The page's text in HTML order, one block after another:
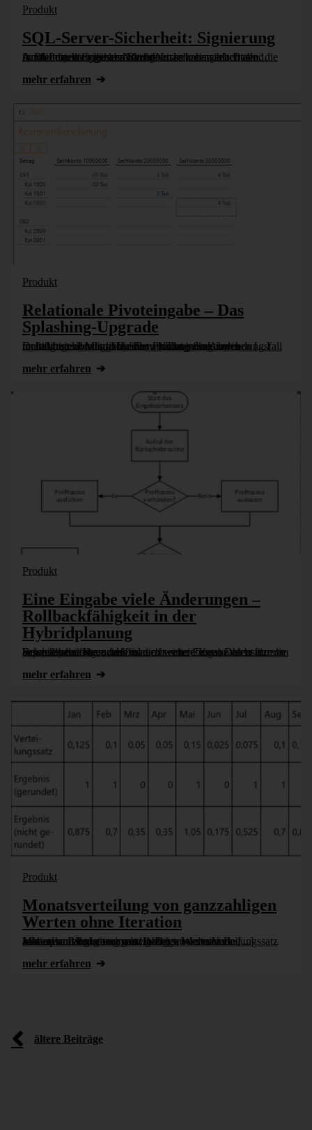
Produkt
SQL-Server-Sicherheit: Signierung
In BI-Projekten geht es häufig um sehr sensible Daten, die nur für einen eingeschränkten Nutzerkreis gedacht sind. Auch innerhalb dieses Nutzerkreises haben selten alle Anwender die gleichen Rechte [...]
mehr erfahren
Produkt
Relationale Pivoteingabe – Das
Splashing-Upgrade
DeltaMaster bietet mit seinen Planungsfunktionen umfangreiche Möglichkeiten zur Dateneingabe in multidimensionalen Modellen. Nicht jeder Anwendungsfall rechtfertigt allerdings die Entwicklung eines solchen [...]
mehr erfahren
Produkt
Eine Eingabe viele Änderungen –
Rollbackfähigkeit in der
Hybridplanung
Schnell passiert es, dass man mit einer Eingabe nicht nur die beschriebene Kennzahl für die beschriebenen Datensätze anpassen möchte, sondern auch weitere Kennzahlen für zum Beispiel alle folgenden [...]
mehr erfahren
Produkt
Monatsverteilung von ganzzahligen
Werten ohne Iteration
In diesem Blogbeitrag wird gezeigt, wie man eine Monatsverteilung von ganzzahligen Werten z.B. Jahresplandaten vornimmt. Dabei wird der Verteilungssatz anhand von Istdaten ermittelt. Der zu verteilende [...]
mehr erfahren
ältere Beiträge